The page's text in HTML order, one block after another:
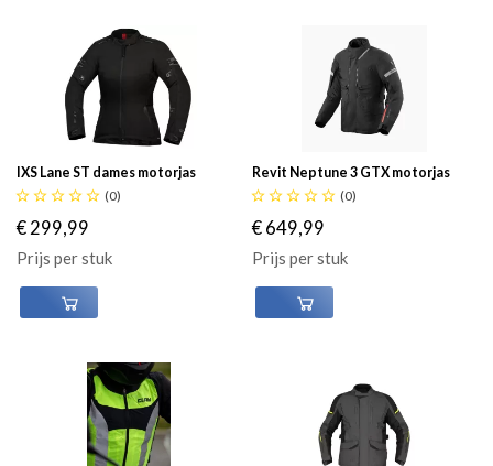
IXS Lane ST dames motorjas
     (0)
€ 299,99
Prijs per stuk
Revit Neptune 3 GTX motorjas
     (0)
€ 649,99
Prijs per stuk